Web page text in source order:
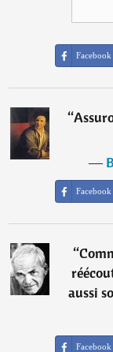
Facebook
“
―
Facebook
“
aussi
Facebook